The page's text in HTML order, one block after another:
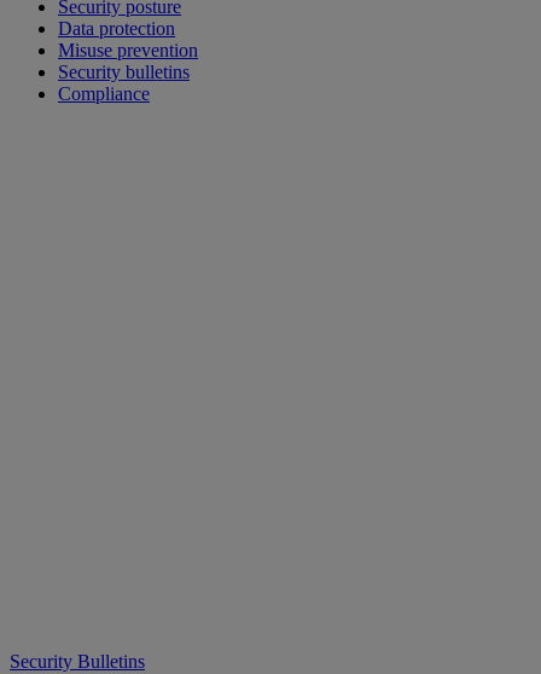
Security posture
Data protection
Misuse prevention
Security bulletins
Compliance
Security Bulletins